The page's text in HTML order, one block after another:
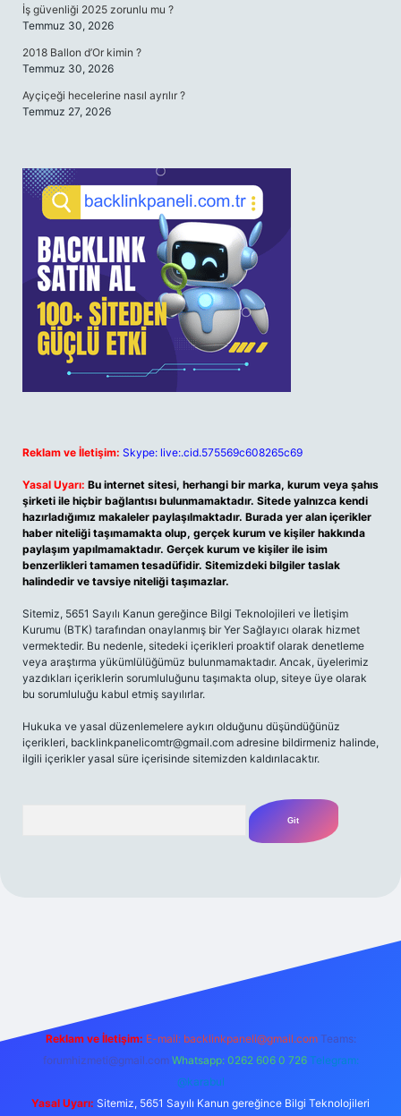
İş güvenliği 2025 zorunlu mu ?
Temmuz 30, 2026
2018 Ballon d’Or kimin ?
Temmuz 30, 2026
Ayçiçeği hecelerine nasıl ayrılır ?
Temmuz 27, 2026
Reklam ve İletişim: Skype: live:.cid.575569c608265c69
Yasal Uyarı: Bu internet sitesi, herhangi bir marka, kurum veya şahıs
şirketi ile hiçbir bağlantısı bulunmamaktadır. Sitede yalnızca kendi
hazırladığımız makaleler paylaşılmaktadır. Burada yer alan içerikler
haber niteliği taşımamakta olup, gerçek kurum ve kişiler hakkında
paylaşım yapılmamaktadır. Gerçek kurum ve kişiler ile isim
benzerlikleri tamamen tesadüfidir. Sitemizdeki bilgiler taslak
halindedir ve tavsiye niteliği taşımazlar.
Sitemiz, 5651 Sayılı Kanun gereğince Bilgi Teknolojileri ve İletişim
Kurumu (BTK) tarafından onaylanmış bir Yer Sağlayıcı olarak hizmet
vermektedir. Bu nedenle, sitedeki içerikleri proaktif olarak denetleme
veya araştırma yükümlülüğümüz bulunmamaktadır. Ancak, üyelerimiz
yazdıkları içeriklerin sorumluluğunu taşımakta olup, siteye üye olarak
bu sorumluluğu kabul etmiş sayılırlar.
Hukuka ve yasal düzenlemelere aykırı olduğunu düşündüğünüz
içerikleri, backlinkpanelicomtr@gmail.com adresine bildirmeniz halinde,
ilgili içerikler yasal süre içerisinde sitemizden kaldırılacaktır.
Reklam ve İletişim: E-mail: backlinkpaneli@gmail.com Teams:
forumhizmeti@gmail.com Whatsapp: 0262 606 0 726 Telegram:
@karabul
Yasal Uyarı: Sitemiz, 5651 Sayılı Kanun gereğince Bilgi Teknolojileri